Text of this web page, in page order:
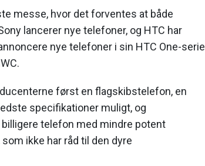
messe, hvor det forventes at både
lancerer nye telefoner, og HTC har
nye telefoner i sin HTC One-serie
først en flagskibstelefon, en
specifikationer muligt, og
telefon med mindre potent
ikke har råd til den dyre